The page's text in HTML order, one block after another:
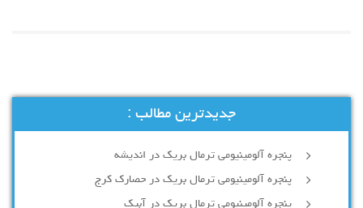
جدیدترین مطالب :
پنجره آلومینیومی ترمال بریک در اندیشه
پنجره آلومینیومی ترمال بریک در حصارک کرج
پنجره آلومینیومی ترمال بریک در آبیک